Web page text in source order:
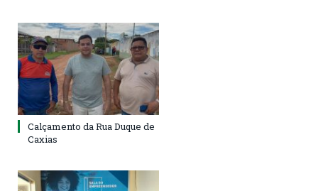
Calçamento da Rua Duque de
Caxias